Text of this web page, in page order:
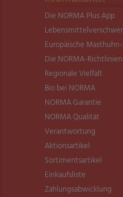
Die NORMA Plus App
Europäische
Die NORMA-
Regionale Vielfalt
Bio bei NORMA
NORMA Garantie
NORMA Qualität
Verantwortung
Aktionsartikel
Sortimentsartikel
Einkaufsliste
Zahlungsabwicklung